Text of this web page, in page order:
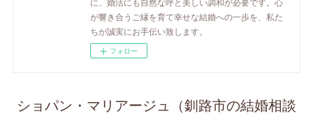
が響き合うご縁を育て幸せな結婚への一歩を、私た
ちが誠実にお手伝い致します。
フォロー
ショパン・マリアージュ（釧路市の結婚相談